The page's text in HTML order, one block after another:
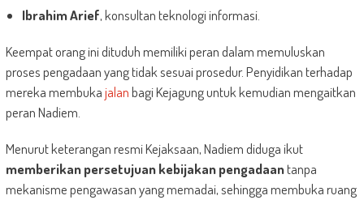
Ibrahim Arief, konsultan teknologi informasi.
Keempat orang ini dituduh memiliki peran dalam memuluskan
proses pengadaan yang tidak sesuai prosedur. Penyidikan terhadap
mereka membukajalanbagi Kejagung untuk kemudian mengaitkan
peran Nadiem.
Menurut keterangan resmi Kejaksaan, Nadiem diduga ikut
memberikan persetujuan kebijakan pengadaantanpa
mekanisme pengawasan yang memadai, sehingga membuka ruang